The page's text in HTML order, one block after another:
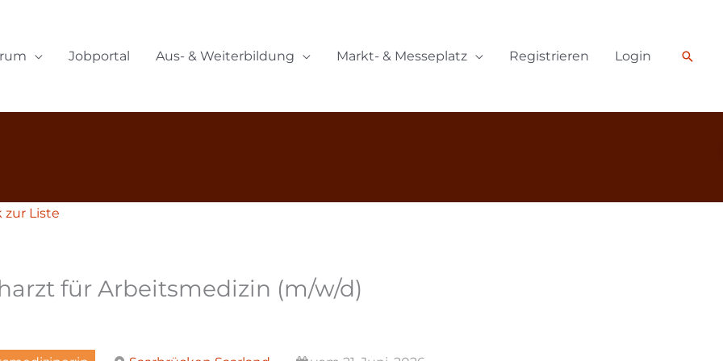
Jobportal Aus- & Weiterbildung Markt- & Messeplatz Registrieren Login
zur Liste
für Arbeitsmedizin (m/w/d)